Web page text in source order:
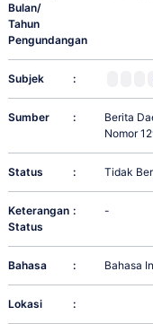
Bulan/
Tahun
Pengundangan
Subjek :
Sumber :
Berita
Nomor
Status : Tidak
Keterangan
Status
: -
Bahasa : Bahasa
Lokasi :